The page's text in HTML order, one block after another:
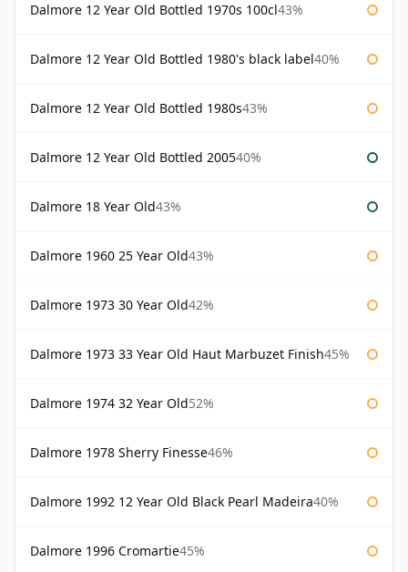
Dalmore 12 Year Old Bottled 1970s 100cl43%
Dalmore 12 Year Old Bottled 1980's black label40%
Dalmore 12 Year Old Bottled 1980s43%
Dalmore 12 Year Old Bottled 200540%
Dalmore 18 Year Old43%
Dalmore 1960 25 Year Old43%
Dalmore 1973 30 Year Old42%
Dalmore 1973 33 Year Old Haut Marbuzet Finish45%
Dalmore 1974 32 Year Old52%
Dalmore 1978 Sherry Finesse46%
Dalmore 1992 12 Year Old Black Pearl Madeira40%
Dalmore 1996 Cromartie45%